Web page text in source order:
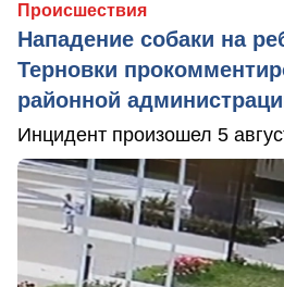
Происшествия
Нападение собаки на
Терновки
районной
Инцидент произошел 5